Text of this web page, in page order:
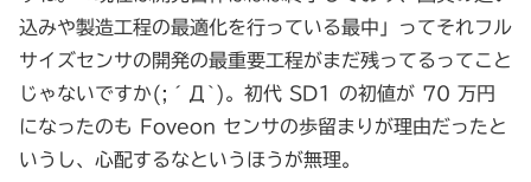
込みや製造工程の最適化を行っている最中」ってそれフル
サイズセンサの開発の最重要工程がまだ残ってるってこと
じゃないですか(;´Д`)。初代 SD1 の初値が 70 万円
になったのも Foveon センサの歩留まりが理由だったと
いうし、心配するなというほうが無理。